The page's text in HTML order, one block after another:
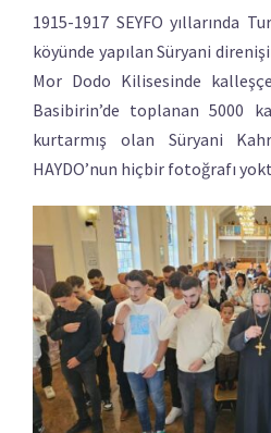
1915-1917 SEYFO yıllarında
köyünde yapılan Süryani
Mor Dodo Kilisesinde
Basibirin’de toplanan 5000
kurtarmış olan Süryani
HAYDO’nun hiçbir fotoğrafı